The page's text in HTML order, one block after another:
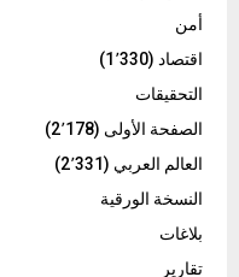
أمن
اقتصاد (1٬330)
التحقيقات
الصفحة الأولى (2٬178)
العالم العربي (2٬331)
النسخة الورقية
بلاغات
تقارير